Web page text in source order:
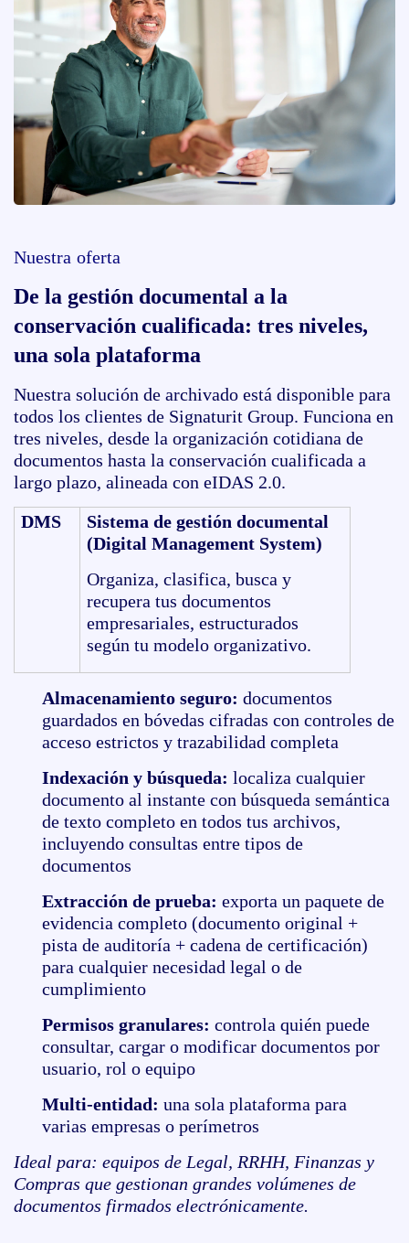
Nuestra oferta
De la gestión documental a la
conservación cualificada: tres niveles,
una sola plataforma
Nuestra solución de archivado está disponible para
todos los clientes de Signaturit Group. Funciona en
tres niveles, desde la organización cotidiana de
documentos hasta la conservación cualificada a
largo plazo, alineada con eIDAS 2.0.
DMS
Sistema de gestión documental
(Digital Management System)
Organiza, clasifica, busca y
recupera tus documentos
empresariales, estructurados
según tu modelo organizativo.
Almacenamiento seguro: documentos
guardados en bóvedas cifradas con controles de
acceso estrictos y trazabilidad completa
Indexación y búsqueda: localiza cualquier
documento al instante con búsqueda semántica
de texto completo en todos tus archivos,
incluyendo consultas entre tipos de
documentos
Extracción de prueba: exporta un paquete de
evidencia completo (documento original +
pista de auditoría + cadena de certificación)
para cualquier necesidad legal o de
cumplimiento
Permisos granulares: controla quién puede
consultar, cargar o modificar documentos por
usuario, rol o equipo
Multi-entidad: una sola plataforma para
varias empresas o perímetros
Ideal para: equipos de Legal, RRHH, Finanzas y
Compras que gestionan grandes volúmenes de
documentos firmados electrónicamente.